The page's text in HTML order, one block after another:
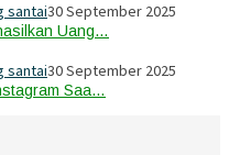
santai30 September 2025
Uang…
santai30 September 2025
Saa…